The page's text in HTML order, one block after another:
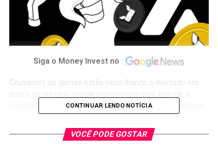
Siga o Money Invest no
Caçadores de gemas estão vasculhando o mercado em
medida que o mercado se aproxima do evento de redução
começaram a observar o Avalanche como um investimento
promissor, ao lado do próximo grande projeto de
CONTINUAR LENDO NOTÍCIA
VOCÊ PODE GOSTAR